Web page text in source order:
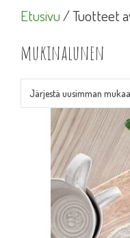
Etusivu/ Tuotteet
mukinalunen
tuotteella
useampi
muunnelma.